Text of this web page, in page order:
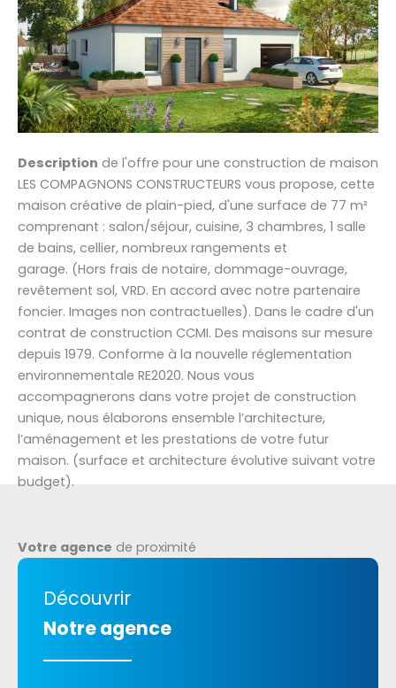
Description de l'offre pour une construction de maison
LES COMPAGNONS CONSTRUCTEURS vous propose, cette
maison créative de plain-pied, d'une surface de 77 m²
comprenant : salon/séjour, cuisine, 3 chambres, 1 salle
de bains, cellier, nombreux rangements et
garage. (Hors frais de notaire, dommage-ouvrage,
revêtement sol, VRD. En accord avec notre partenaire
foncier. Images non contractuelles). Dans le cadre d'un
contrat de construction CCMI. Des maisons sur mesure
depuis 1979. Conforme à la nouvelle réglementation
environnementale RE2020. Nous vous
accompagnerons dans votre projet de construction
unique, nous élaborons ensemble l’architecture,
l’aménagement et les prestations de votre futur
maison. (surface et architecture évolutive suivant votre
budget).
Votre agence de proximité
Découvrir
Notre agence